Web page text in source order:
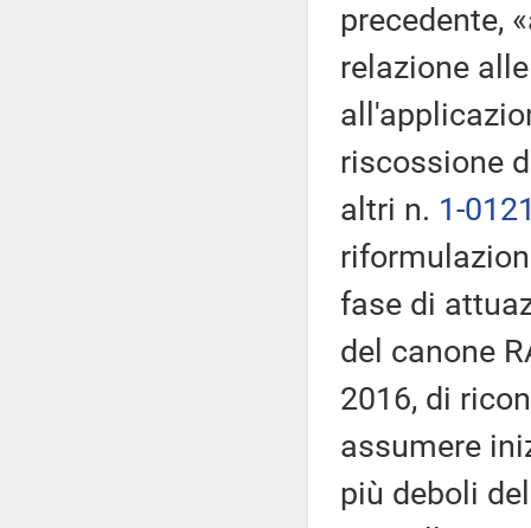
precedente,
relazione
riscossione
altri n. 1-
fase di
del canone
2016, di
assumere
più deboli